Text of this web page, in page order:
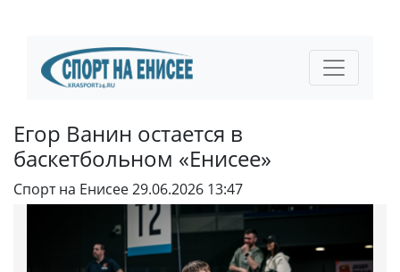
Егор Ванин остается в
баскетбольном «Енисее»
Спорт на Енисее29.06.2026 13:47